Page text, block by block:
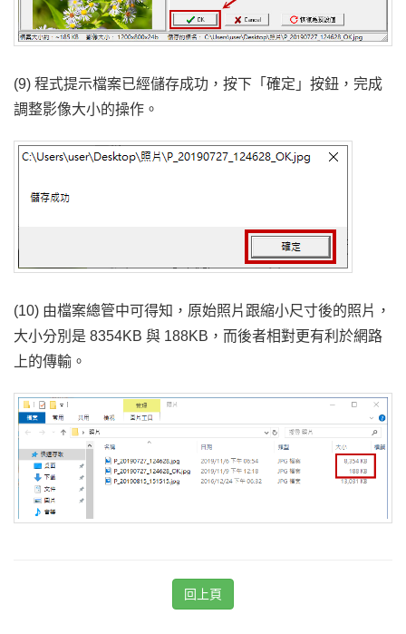
(9) 程式提示檔案已經儲存成功，按下「確定」按鈕，完成
調整影像大小的操作。
(10) 由檔案總管中可得知，原始照片跟縮小尺寸後的照片，
大小分別是 8354KB 與 188KB，而後者相對更有利於網路
上的傳輸。
回上頁